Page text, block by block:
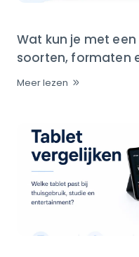
Wat kun je met
soorten, formaten
Meer lezen